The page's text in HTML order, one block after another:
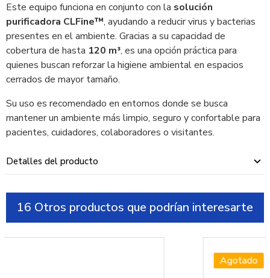
Este equipo funciona en conjunto con la solución
purificadora CLFine™, ayudando a reducir virus y bacterias
presentes en el ambiente. Gracias a su capacidad de
cobertura de hasta 120 m³, es una opción práctica para
quienes buscan reforzar la higiene ambiental en espacios
cerrados de mayor tamaño.
Su uso es recomendado en entornos donde se busca
mantener un ambiente más limpio, seguro y confortable para
pacientes, cuidadores, colaboradores o visitantes.
Detalles del producto
16 Otros productos que podrían interesarte